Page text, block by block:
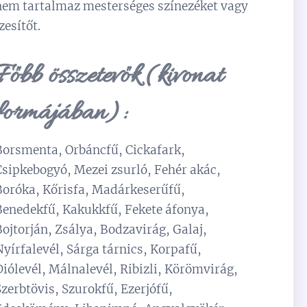
tartalmaz mesterséges színezéket vagy
összetevők (kivonat
Orbáncfű, Cickafark,
Mezei zsurló, Fehér akác,
Kőrisfa, Madárkeserűfű,
Kakukkfű, Fekete áfonya,
Zsálya, Bodzavirág, Galaj,
Sárga tárnics, Korpafű,
Málnalevél, Ribizli, Körömvirág,
Szurokfű, Ezerjófű,